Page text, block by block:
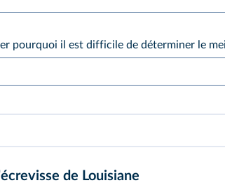
pourquoi il est difficile de déterminer le
de Louisiane